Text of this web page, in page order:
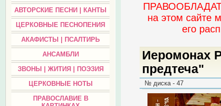
АВТОРСКИЕ ПЕСНИ | КАНТЫ
ЦЕРКОВНЫЕ ПЕСНОПЕНИЯ
АКАФИСТЫ | ПСАЛТИРЬ
АНСАМБЛИ
ЗВОНЫ | ЖИТИЯ | ПОЭЗИЯ
ЦЕРКОВНЫЕ НОТЫ
ПРАВОСЛАВИЕ В
на этом сайте
его
Иеромонах
предтеча"
№ диска - 47